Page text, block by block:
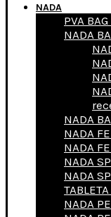
NADA
PVA
NADA
NADA
NADA
NADA
NADA
NADA
NADA